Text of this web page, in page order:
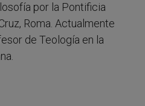
por la Pontificia
Roma. Actualmente
de Teología en la